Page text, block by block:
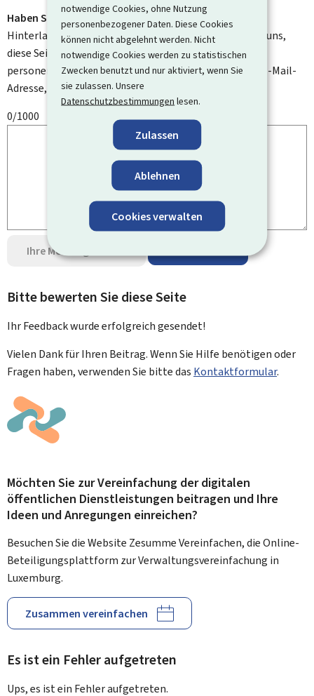
notwendige Cookies, ohne Nutzung
personenbezogener Daten. Diese Cookies
können nicht abgelehnt werden. Nicht
notwendige Cookies werden zu statistischen
Zwecken benutzt und nur aktiviert, wenn Sie
sie zulassen. Unsere
Datenschutzbestimmungen lesen.
Zulassen
Ablehnen
Cookies verwalten
Haben Sie Verbesserungsvorschläge?
Hinterlassen Sie uns einen Kommentar und helfen Sie uns,
diese Seite zu verbessern. Bitte geben Sie keine
personenbezogenen Daten an, wie zum Beispiel Ihre E-Mail-
Adresse, Ihren Namen oder Ihre Telefonnummer.
0/1000
Ihre Meinung senden
Bitte bewerten Sie diese Seite
Ihr Feedback wurdeerfolgreichgesendet!
Vielen Dank für Ihren Beitrag. Wenn Sie Hilfe benötigen oder
Fragen haben, verwenden Sie bitte das Kontaktformular.
Möchten Sie zur Vereinfachung der digitalen
öffentlichen Dienstleistungen beitragen und Ihre
Ideen und Anregungen einreichen?
Besuchen Sie die Website Zesumme Vereinfachen, die Online-
Beteiligungsplattform zur Verwaltungsvereinfachung in
Luxemburg.
Zusammen vereinfachen
Es ist ein Fehler aufgetreten
Ups, es ist ein Fehler aufgetreten.